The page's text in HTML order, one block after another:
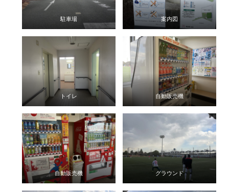
駐車場 案内図
トイレ 自動販売機
自動販売機 グラウンド